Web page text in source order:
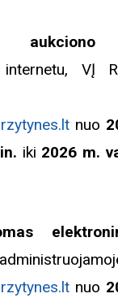
VĮ
nuo
iki 2026 m.
nuo